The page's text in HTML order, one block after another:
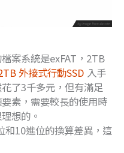
案系統是exFAT，2TB
外接式行動SSD 入手
了3千多元，但有滿足
素，需要較長的使用時
想的。
10進位的換算差異，這